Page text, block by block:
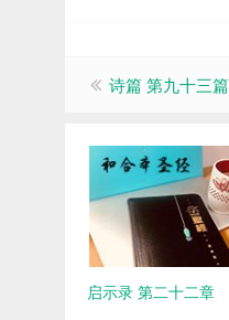
诗篇 第九十三篇
启示录 第二十二章